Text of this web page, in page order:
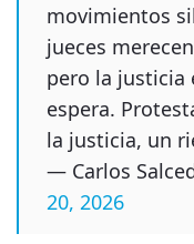
movimientos
jueces
pero la justicia
espera.
la justicia, un
— Carlos
20, 2026